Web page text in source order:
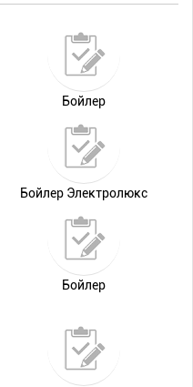
Бойлер
Бойлер Электролюкс
Бойлер